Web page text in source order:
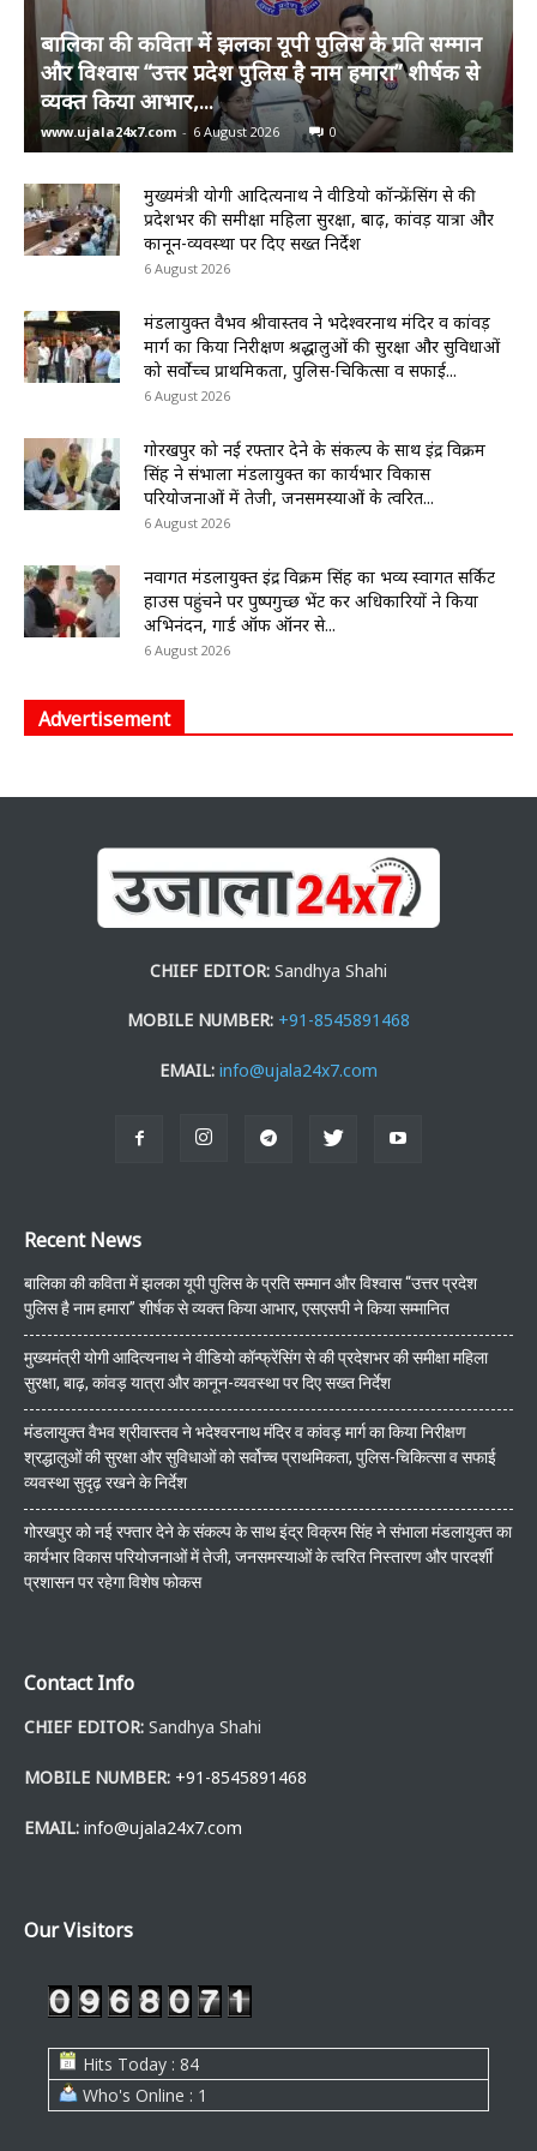
बालिका की कविता में झलका यूपी पुलिस के प्रति सम्मान
और विश्वास “उत्तर प्रदेश पुलिस है नाम हमारा” शीर्षक से
व्यक्त किया आभार,...
www.ujala24x7.com - 6 August 2026 0
मुख्यमंत्री योगी आदित्यनाथ ने वीडियो कॉन्फ्रेंसिंग से की
प्रदेशभर की समीक्षा महिला सुरक्षा, बाढ़, कांवड़ यात्रा और
कानून-व्यवस्था पर दिए सख्त निर्देश
6 August 2026
मंडलायुक्त वैभव श्रीवास्तव ने भदेश्वरनाथ मंदिर व कांवड़
मार्ग का किया निरीक्षण श्रद्धालुओं की सुरक्षा और सुविधाओं
को सर्वोच्च प्राथमिकता, पुलिस-चिकित्सा व सफाई...
6 August 2026
गोरखपुर को नई रफ्तार देने के संकल्प के साथ इंद्र विक्रम
सिंह ने संभाला मंडलायुक्त का कार्यभार विकास
परियोजनाओं में तेजी, जनसमस्याओं के त्वरित...
6 August 2026
नवागत मंडलायुक्त इंद्र विक्रम सिंह का भव्य स्वागत सर्किट
हाउस पहुंचने पर पुष्पगुच्छ भेंट कर अधिकारियों ने किया
अभिनंदन, गार्ड ऑफ ऑनर से...
6 August 2026
Advertisement
CHIEF EDITOR: Sandhya Shahi
MOBILE NUMBER: +91-8545891468
EMAIL: info@ujala24x7.com
Recent News
बालिका की कविता में झलका यूपी पुलिस के प्रति सम्मान और विश्वास “उत्तर प्रदेश
पुलिस है नाम हमारा” शीर्षक से व्यक्त किया आभार, एसएसपी ने किया सम्मानित
मुख्यमंत्री योगी आदित्यनाथ ने वीडियो कॉन्फ्रेंसिंग से की प्रदेशभर की समीक्षा महिला
सुरक्षा, बाढ़, कांवड़ यात्रा और कानून-व्यवस्था पर दिए सख्त निर्देश
मंडलायुक्त वैभव श्रीवास्तव ने भदेश्वरनाथ मंदिर व कांवड़ मार्ग का किया निरीक्षण
श्रद्धालुओं की सुरक्षा और सुविधाओं को सर्वोच्च प्राथमिकता, पुलिस-चिकित्सा व सफाई
व्यवस्था सुदृढ़ रखने के निर्देश
गोरखपुर को नई रफ्तार देने के संकल्प के साथ इंद्र विक्रम सिंह ने संभाला मंडलायुक्त का
कार्यभार विकास परियोजनाओं में तेजी, जनसमस्याओं के त्वरित निस्तारण और पारदर्शी
प्रशासन पर रहेगा विशेष फोकस
Contact Info
CHIEF EDITOR: Sandhya Shahi
MOBILE NUMBER: +91-8545891468
EMAIL: info@ujala24x7.com
Our Visitors
Hits Today : 84
Who's Online : 1